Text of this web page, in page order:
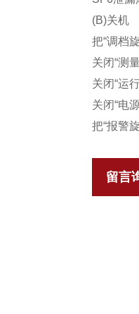
(B)关机
把“调档
关闭“测
关闭“运
关闭“电
把“报警
留言